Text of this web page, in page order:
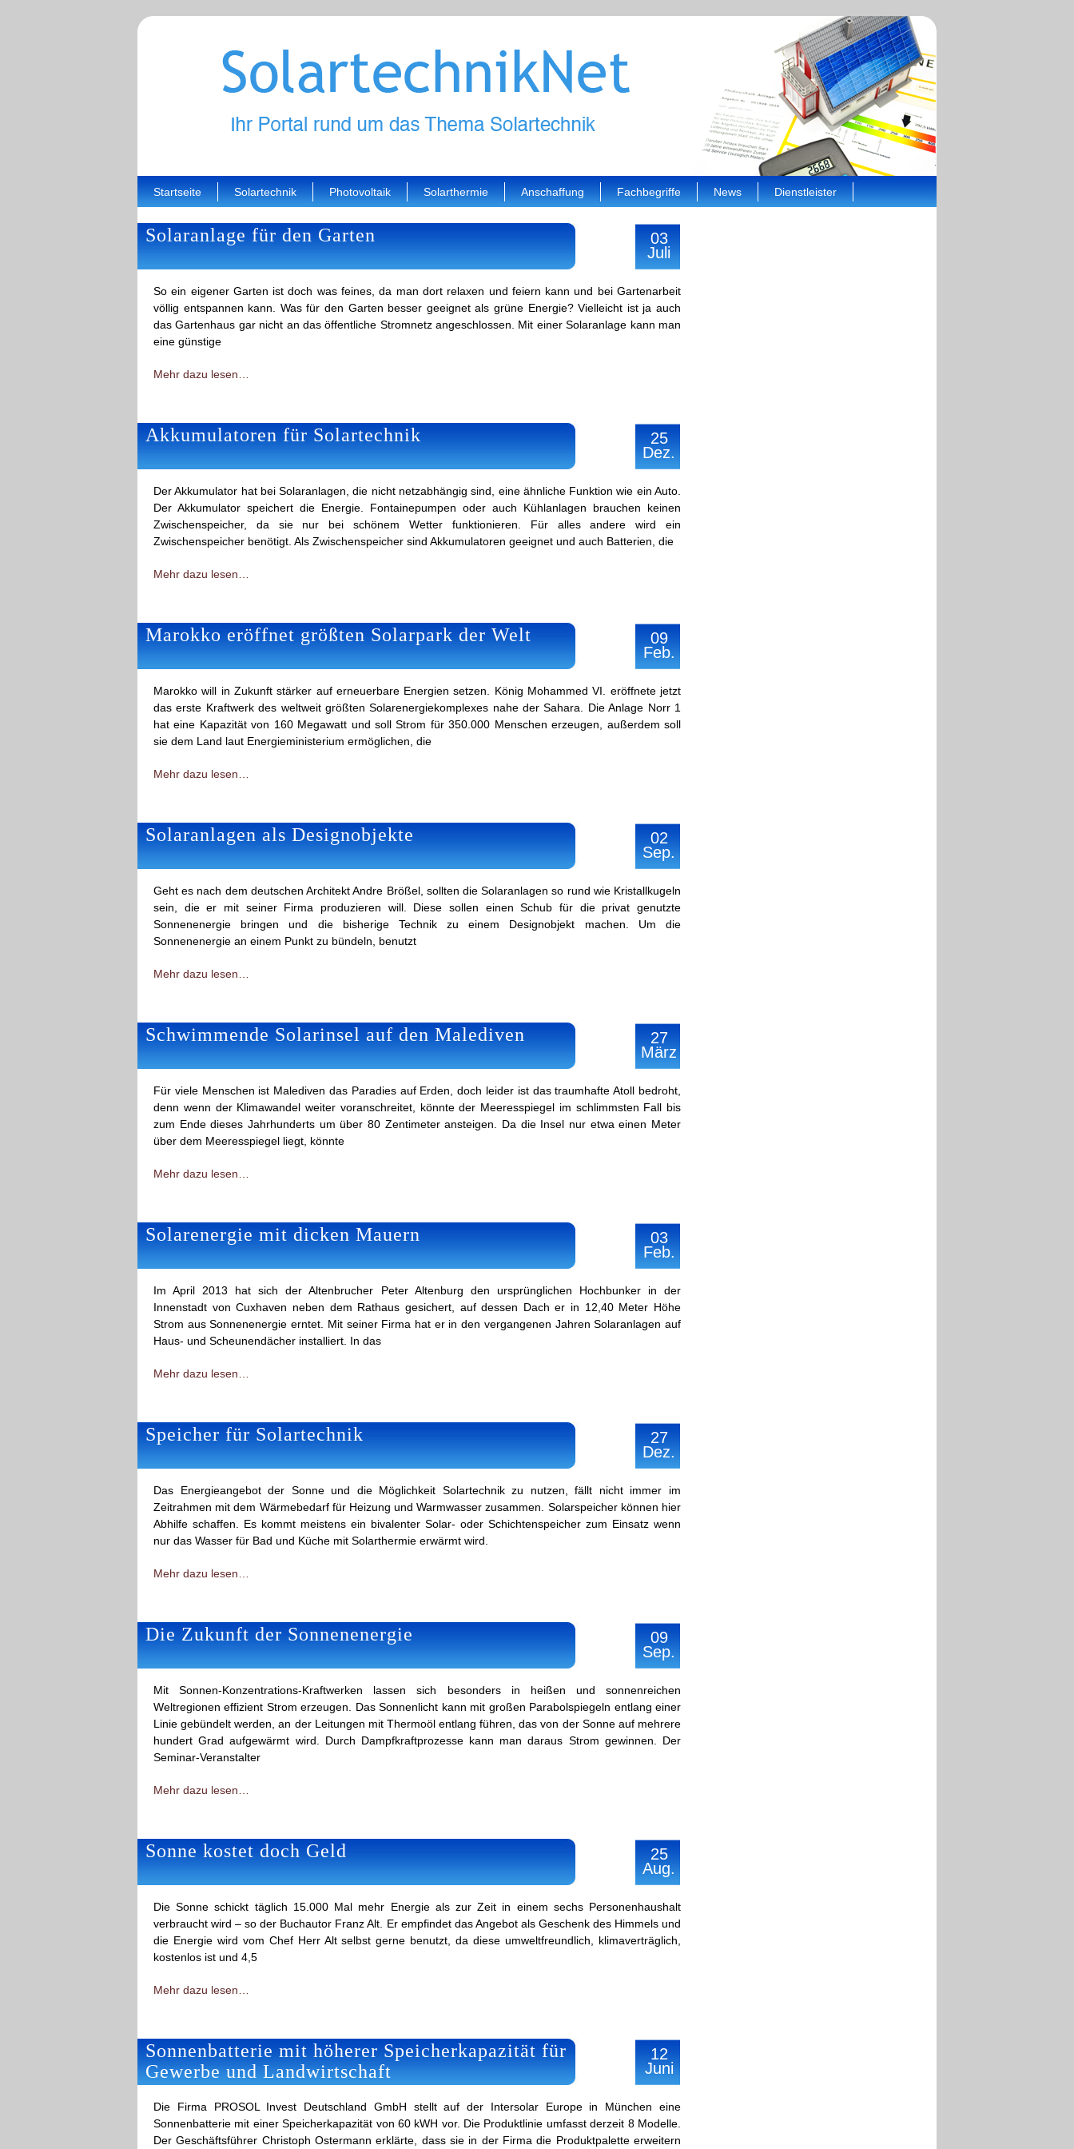
Startseite Solartechnik Photovoltaik Solarthermie Anschaffung Fachbegriffe News Dienstleister
Solaranlage für den Garten
03
Juli
So ein eigener Garten ist doch was feines, da man dort relaxen und feiern kann und bei Gartenarbeit
völlig entspannen kann. Was für den Garten besser geeignet als grüne Energie? Vielleicht ist ja auch
das Gartenhaus gar nicht an das öffentliche Stromnetz angeschlossen. Mit einer Solaranlage kann man
eine günstige
Mehr dazu lesen…
Akkumulatoren für Solartechnik
25
Dez.
Der Akkumulator hat bei Solaranlagen, die nicht netzabhängig sind, eine ähnliche Funktion wie ein Auto.
Der Akkumulator speichert die Energie. Fontainepumpen oder auch Kühlanlagen brauchen keinen
Zwischenspeicher, da sie nur bei schönem Wetter funktionieren. Für alles andere wird ein
Zwischenspeicher benötigt. Als Zwischenspeicher sind Akkumulatoren geeignet und auch Batterien, die
Mehr dazu lesen…
Marokko eröffnet größten Solarpark der Welt
09
Feb.
Marokko will in Zukunft stärker auf erneuerbare Energien setzen. König Mohammed VI. eröffnete jetzt
das erste Kraftwerk des weltweit größten Solarenergiekomplexes nahe der Sahara. Die Anlage Norr 1
hat eine Kapazität von 160 Megawatt und soll Strom für 350.000 Menschen erzeugen, außerdem soll
sie dem Land laut Energieministerium ermöglichen, die
Mehr dazu lesen…
Solaranlagen als Designobjekte
02
Sep.
Geht es nach dem deutschen Architekt Andre Brößel, sollten die Solaranlagen so rund wie Kristallkugeln
sein, die er mit seiner Firma produzieren will. Diese sollen einen Schub für die privat genutzte
Sonnenenergie bringen und die bisherige Technik zu einem Designobjekt machen. Um die
Sonnenenergie an einem Punkt zu bündeln, benutzt
Mehr dazu lesen…
Schwimmende Solarinsel auf den Malediven
27
März
Für viele Menschen ist Malediven das Paradies auf Erden, doch leider ist das traumhafte Atoll bedroht,
denn wenn der Klimawandel weiter voranschreitet, könnte der Meeresspiegel im schlimmsten Fall bis
zum Ende dieses Jahrhunderts um über 80 Zentimeter ansteigen. Da die Insel nur etwa einen Meter
über dem Meeresspiegel liegt, könnte
Mehr dazu lesen…
Solarenergie mit dicken Mauern
03
Feb.
Im April 2013 hat sich der Altenbrucher Peter Altenburg den ursprünglichen Hochbunker in der
Innenstadt von Cuxhaven neben dem Rathaus gesichert, auf dessen Dach er in 12,40 Meter Höhe
Strom aus Sonnenenergie erntet. Mit seiner Firma hat er in den vergangenen Jahren Solaranlagen auf
Haus- und Scheunendächer installiert. In das
Mehr dazu lesen…
Speicher für Solartechnik
27
Dez.
Das Energieangebot der Sonne und die Möglichkeit Solartechnik zu nutzen, fällt nicht immer im
Zeitrahmen mit dem Wärmebedarf für Heizung und Warmwasser zusammen. Solarspeicher können hier
Abhilfe schaffen. Es kommt meistens ein bivalenter Solar- oder Schichtenspeicher zum Einsatz wenn
nur das Wasser für Bad und Küche mit Solarthermie erwärmt wird.
Mehr dazu lesen…
Die Zukunft der Sonnenenergie
09
Sep.
Mit Sonnen-Konzentrations-Kraftwerken lassen sich besonders in heißen und sonnenreichen
Weltregionen effizient Strom erzeugen. Das Sonnenlicht kann mit großen Parabolspiegeln entlang einer
Linie gebündelt werden, an der Leitungen mit Thermoöl entlang führen, das von der Sonne auf mehrere
hundert Grad aufgewärmt wird. Durch Dampfkraftprozesse kann man daraus Strom gewinnen. Der
Seminar-Veranstalter
Mehr dazu lesen…
Sonne kostet doch Geld
25
Aug.
Die Sonne schickt täglich 15.000 Mal mehr Energie als zur Zeit in einem sechs Personenhaushalt
verbraucht wird – so der Buchautor Franz Alt. Er empfindet das Angebot als Geschenk des Himmels und
die Energie wird vom Chef Herr Alt selbst gerne benutzt, da diese umweltfreundlich, klimaverträglich,
kostenlos ist und 4,5
Mehr dazu lesen…
Sonnenbatterie mit höherer Speicherkapazität für
Gewerbe und Landwirtschaft
12
Juni
Die Firma PROSOL Invest Deutschland GmbH stellt auf der Intersolar Europe in München eine
Sonnenbatterie mit einer Speicherkapazität von 60 kWH vor. Die Produktlinie umfasst derzeit 8 Modelle.
Der Geschäftsführer Christoph Ostermann erklärte, dass sie in der Firma die Produktpalette erweitern